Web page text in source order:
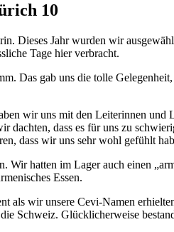
10
Jahr wurden wir
Tage hier verbracht.
Das gab uns die tolle
wir uns mit den Leiterinnen und
dachten, dass es für uns zu
dass wir uns sehr wohl gefühlt
hatten im Lager auch einen
Essen.
wir unsere Cevi-Namen
Schweiz. Glücklicherweise